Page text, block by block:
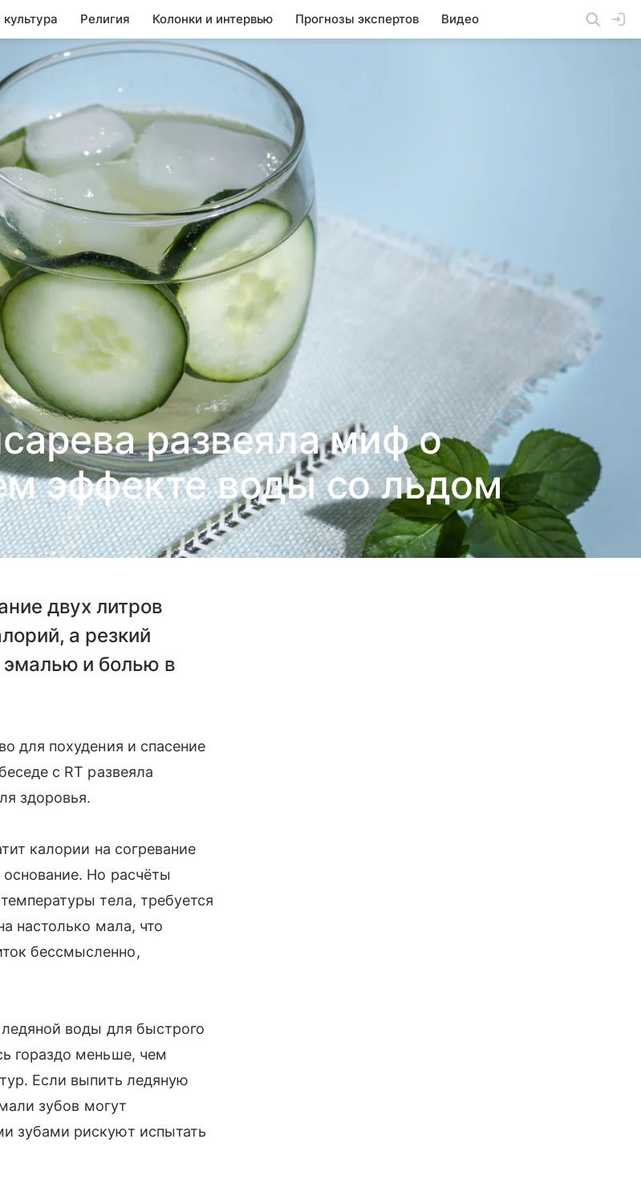
Религия Колонки и интервью Прогнозы экспертов Видео
развеяла миф о
эффекте воды со льдом
двух литров
а резкий
эмалью и болью в
для похудения и спасение
с RT развеяла
здоровья.
калории на согревание
Но расчёты
тела, требуется
настолько мала, что
бессмысленно,
воды для быстрого
гораздо меньше, чем
Если выпить ледяную
зубов могут
зубами рискуют испытать